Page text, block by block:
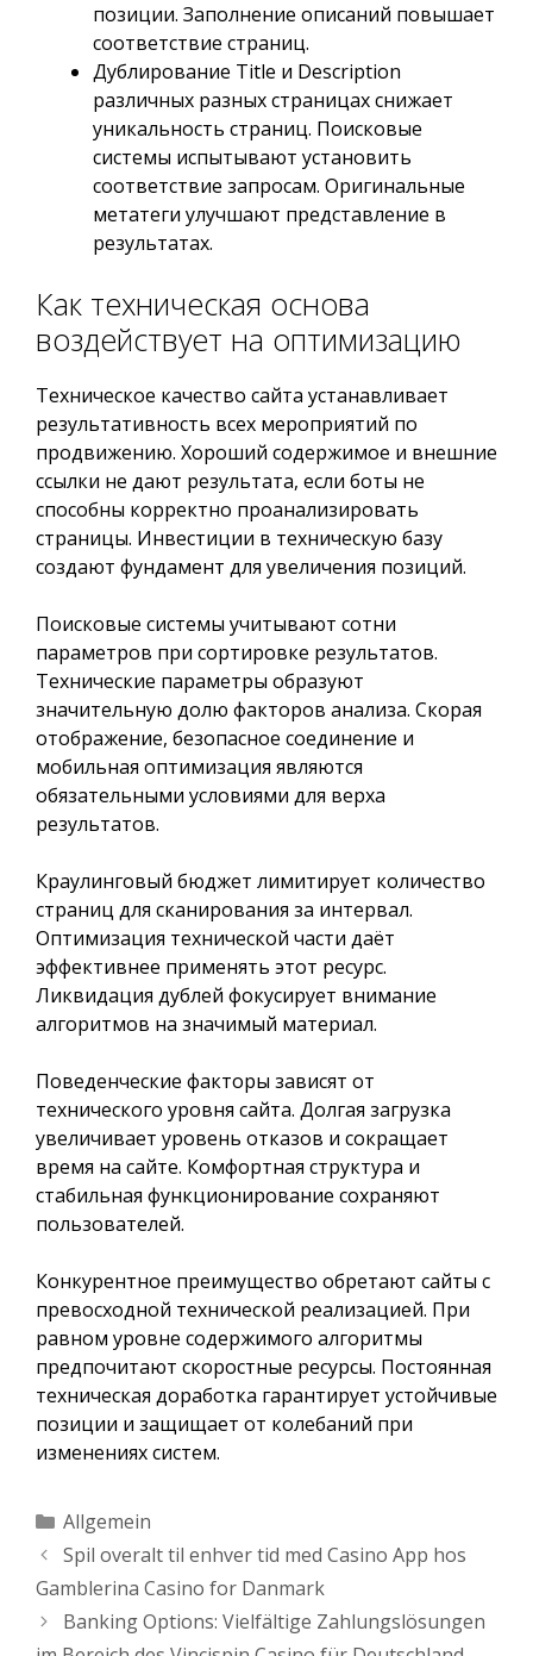
позиции. Заполнение описаний повышает
соответствие страниц.
Дублирование Title и Description
различных разных страницах снижает
уникальность страниц. Поисковые
системы испытывают установить
соответствие запросам. Оригинальные
метатеги улучшают представление в
результатах.
Как техническая основа
воздействует на оптимизацию
Техническое качество сайта устанавливает
результативность всех мероприятий по
продвижению. Хороший содержимое и внешние
ссылки не дают результата, если боты не
способны корректно проанализировать
страницы. Инвестиции в техническую базу
создают фундамент для увеличения позиций.
Поисковые системы учитывают сотни
параметров при сортировке результатов.
Технические параметры образуют
значительную долю факторов анализа. Скорая
отображение, безопасное соединение и
мобильная оптимизация являются
обязательными условиями для верха
результатов.
Краулинговый бюджет лимитирует количество
страниц для сканирования за интервал.
Оптимизация технической части даёт
эффективнее применять этот ресурс.
Ликвидация дублей фокусирует внимание
алгоритмов на значимый материал.
Поведенческие факторы зависят от
технического уровня сайта. Долгая загрузка
увеличивает уровень отказов и сокращает
время на сайте. Комфортная структура и
стабильная функционирование сохраняют
пользователей.
Конкурентное преимущество обретают сайты с
превосходной технической реализацией. При
равном уровне содержимого алгоритмы
предпочитают скоростные ресурсы. Постоянная
техническая доработка гарантирует устойчивые
позиции и защищает от колебаний при
изменениях систем.
Kategorien
Allgemein
Spil overalt til enhver tid med Casino App hos
Gamblerina Casino for Danmark
Banking Options: Vielfältige Zahlungslösungen